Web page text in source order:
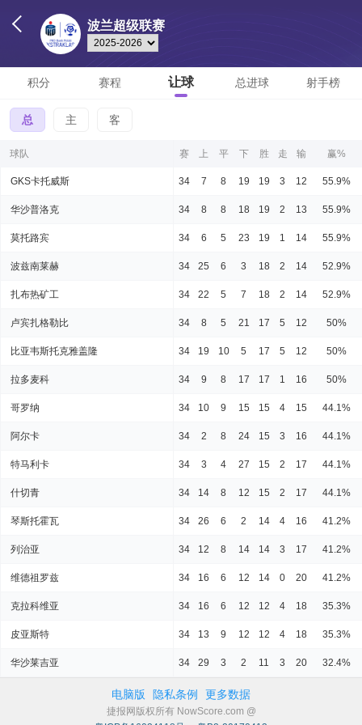
波兰超级联赛
积分 赛程 让球 总进球 射手榜
总 主 客
球队 赛 上 平 下 胜 走 输 赢%
GKS卡托威斯 34 7 8 19 19 3 12 55.9%
华沙普洛克 34 8 8 18 19 2 13 55.9%
莫托路宾 34 6 5 23 19 1 14 55.9%
波兹南莱赫 34 25 6 3 18 2 14 52.9%
扎布热矿工 34 22 5 7 18 2 14 52.9%
卢宾扎格勒比 34 8 5 21 17 5 12 50%
比亚韦斯托克雅盖隆 34 19 10 5 17 5 12 50%
拉多麦科 34 9 8 17 17 1 16 50%
哥罗纳 34 10 9 15 15 4 15 44.1%
阿尔卡 34 2 8 24 15 3 16 44.1%
特马利卡 34 3 4 27 15 2 17 44.1%
什切青 34 14 8 12 15 2 17 44.1%
琴斯托霍瓦 34 26 6 2 14 4 16 41.2%
列治亚 34 12 8 14 14 3 17 41.2%
维德祖罗兹 34 16 6 12 14 0 20 41.2%
克拉科维亚 34 16 6 12 12 4 18 35.3%
皮亚斯特 34 13 9 12 12 4 18 35.3%
华沙莱吉亚 34 29 3 2 11 3 20 32.4%
电脑版 隐私条例 更多数据
捷报网版权所有 NowScore.com @